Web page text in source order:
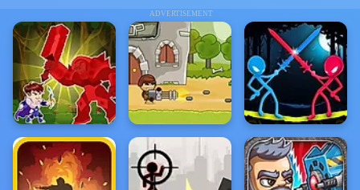
ADVERTISEMENT